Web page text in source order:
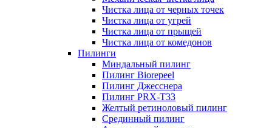
Чистка лица от черных точек
Чистка лица от угрей
Чистка лица от прыщей
Чистка лица от комедонов
Пилинги
Миндальный пилинг
Пилинг Biorepeel
Пилинг Джесснера
Пилинг PRX-T33
Желтый ретиноловый пилинг
Срединный пилинг